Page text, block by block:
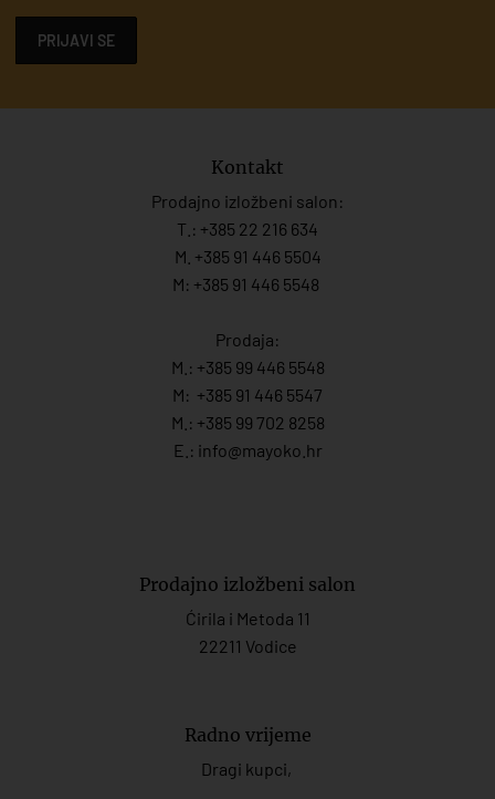
PRIJAVI SE
Kontakt
Prodajno izložbeni salon:
T.: +385 22 216 634
M. +385 91 446 5504
M: +385 91 446 5548
Prodaja:
M.: +385 99 446 5548
M: +385 91 446 5547
M.: +385 99 702 8258
E.: info@mayoko. hr
Prodajno izložbeni salon
Ćirila i Metoda 11
22211 Vodice
Radno vrijeme
Dragi kupci,